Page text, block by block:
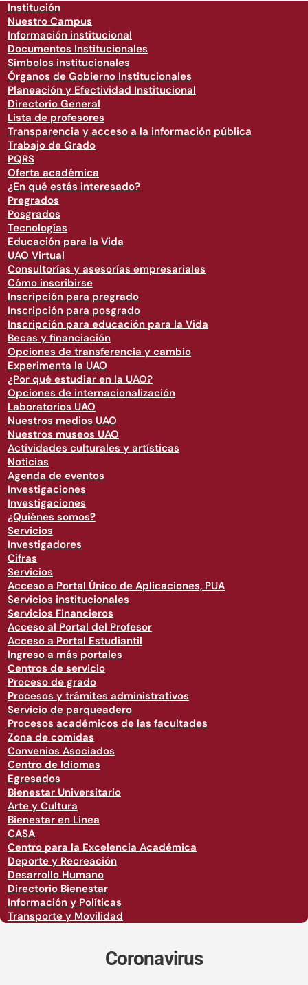
Institución
Nuestro Campus
Información institucional
Documentos Institucionales
Símbolos institucionales
Órganos de Gobierno Institucionales
Planeación y Efectividad Institucional
Directorio General
Lista de profesores
Transparencia y acceso a la información pública
Trabajo de Grado
PQRS
Oferta académica
¿En qué estás interesado?
Pregrados
Posgrados
Tecnologías
Educación para la Vida
UAO Virtual
Consultorías y asesorías empresariales
Cómo inscribirse
Inscripción para pregrado
Inscripción para posgrado
Inscripción para educación para la Vida
Becas y financiación
Opciones de transferencia y cambio
Experimenta la UAO
¿Por qué estudiar en la UAO?
Opciones de internacionalización
Laboratorios UAO
Nuestros medios UAO
Nuestros museos UAO
Actividades culturales y artísticas
Noticias
Agenda de eventos
Investigaciones
Investigaciones
¿Quiénes somos?
Servicios
Investigadores
Cifras
Servicios
Acceso a Portal Único de Aplicaciones, PUA
Servicios institucionales
Servicios Financieros
Acceso al Portal del Profesor
Acceso a Portal Estudiantil
Ingreso a más portales
Centros de servicio
Proceso de grado
Procesos y trámites administrativos
Servicio de parqueadero
Procesos académicos de las facultades
Zona de comidas
Convenios Asociados
Centro de Idiomas
Egresados
Bienestar Universitario
Arte y Cultura
Bienestar en Linea
CASA
Centro para la Excelencia Académica
Deporte y Recreación
Desarrollo Humano
Directorio Bienestar
Información y Políticas
Transporte y Movilidad
Coronavirus